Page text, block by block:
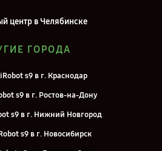
центр в Челябинске
ГОРОДА
s9 в г. Краснодар
s9 в г. Ростов-на-Дону
s9 в г. Нижний Новгород
s9 в г. Новосибирск